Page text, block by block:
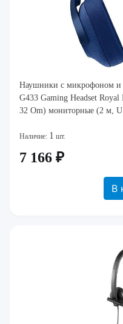
Наушники с микрофоном и
G433 Gaming Headset
32 Om) мониторные (2 м,
Наличие: 1 шт.
7 166 ₽
В